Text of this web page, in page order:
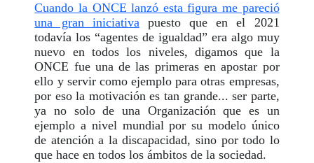
Cuando la ONCE lanzó esta figura me pareció
una gran iniciativapuesto que en el 2021
todavía los “agentes de igualdad” era algo muy
nuevo en todos los niveles, digamos que la
ONCE fue una de las primeras en apostar por
ello y servir como ejemplo para otras empresas,
por eso la motivación es tan grande... ser parte,
ya no solo de una Organización que es un
ejemplo a nivel mundial por su modelo único
de atención a la discapacidad, sino por todo lo
que hace en todos los ámbitos de la sociedad.